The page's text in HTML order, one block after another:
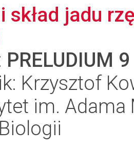
skład jadu
PRELUDIUM 9
Krzysztof
im.